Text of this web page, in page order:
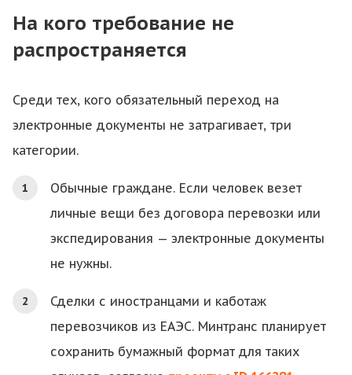
На кого требование не
распространяется
Среди тех, кого обязательный переход на
электронные документы не затрагивает, три
категории.
Обычные граждане. Если человек везет
личные вещи без договора перевозки или
экспедирования — электронные документы
не нужны.
Сделки с иностранцами и каботаж
перевозчиков из ЕАЭС. Минтранс планирует
сохранить бумажный формат для таких